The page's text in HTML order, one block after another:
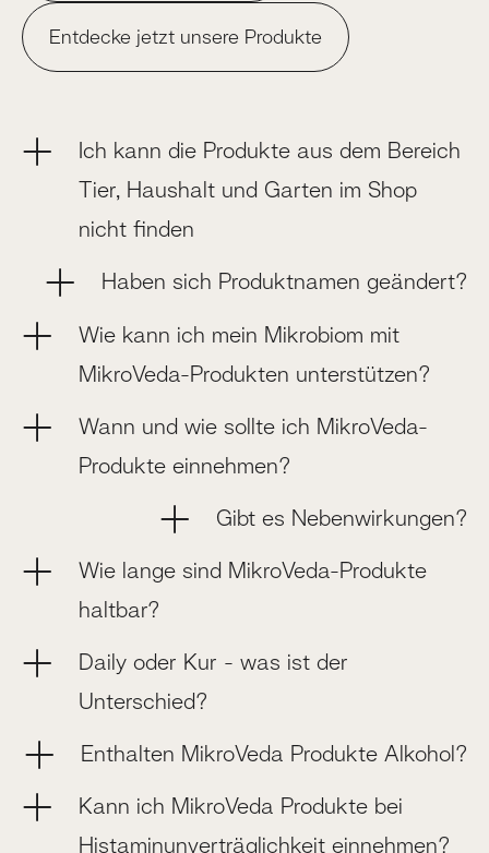
Entdecke jetzt unsere Produkte
Ich kann die Produkte aus dem Bereich
Tier, Haushalt und Garten im Shop
nicht finden
Haben sich Produktnamen geändert?
Wie kann ich mein Mikrobiom mit
MikroVeda-Produkten unterstützen?
Wann und wie sollte ich MikroVeda-
Produkte einnehmen?
Gibt es Nebenwirkungen?
Wie lange sind MikroVeda-Produkte
haltbar?
Daily oder Kur - was ist der
Unterschied?
Enthalten MikroVeda Produkte Alkohol?
Kann ich MikroVeda Produkte bei
Histaminunverträglichkeit einnehmen?